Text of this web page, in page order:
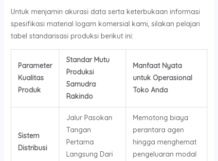
Untuk menjamin akurasi data serta keterbukaan informasi
spesifikasi material logam komersial kami, silakan pelajari
tabel standarisasi produksi berikut ini:
Parameter
Kualitas
Produk
Standar Mutu
Produksi
Samudra
Rakindo
Manfaat Nyata
untuk Operasional
Toko Anda
Sistem
Distribusi
Jalur Pasokan
Tangan
Pertama
Langsung Dari
Memotong biaya
perantara agen
hingga menghemat
pengeluaran modal